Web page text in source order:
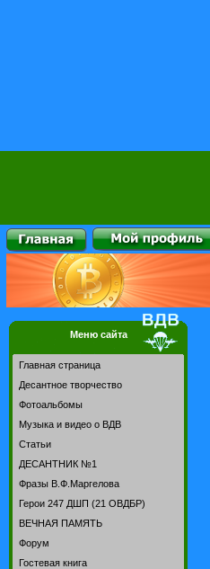
Меню сайта
Главная страница
Десантное творчество
Фотоальбомы
Музыка и видео о ВДВ
Статьи
ДЕСАНТНИК №1
Фразы В.Ф.Маргелова
Герои 247 ДШП (21 ОВДБР)
ВЕЧНАЯ ПАМЯТЬ
Форум
Гостевая книга